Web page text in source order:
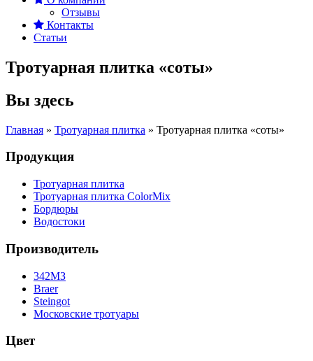
Отзывы
Контакты
Статьи
Тротуарная плитка «cоты»
Вы здесь
Главная » Тротуарная плитка » Тротуарная плитка «cоты»
Продукция
Тротуарная плитка
Тротуарная плитка ColorMix
Бордюры
Водостоки
Производитель
342МЗ
Braer
Steingot
Московские тротуары
Цвет